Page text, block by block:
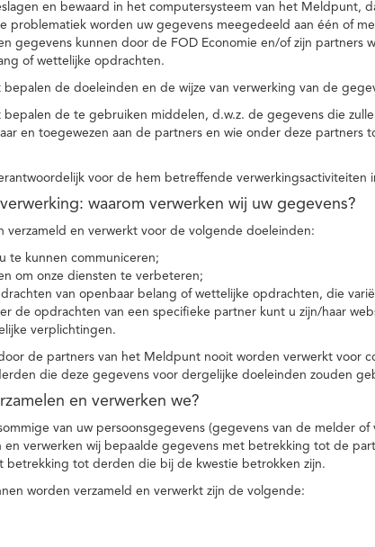
en bewaard in het computersysteem van het Meldpunt,
problematiek worden uw gegevens meegedeeld aan één of
gegevens kunnen door de FOD Economie en/of zijn partners
of wettelijke opdrachten.
de doeleinden en de wijze van verwerking van de
de te gebruiken middelen, d.w.z. de gegevens die
en toegewezen aan de partners en wie onder deze partners
voor de hem betreffende verwerkingsactiviteiten
waarom verwerken wij uw gegevens?
verzameld en verwerkt voor de volgende doeleinden:
te kunnen communiceren;
om onze diensten te verbeteren;
van openbaar belang of wettelijke opdrachten, die
de opdrachten van een specifieke partner kunt u zijn/haar
verplichtingen.
de partners van het Meldpunt nooit worden verwerkt voor
die deze gegevens voor dergelijke doeleinden zouden
en verwerken we?
van uw persoonsgegevens (gegevens van de melder
en verwerken wij bepaalde gegevens met betrekking tot de
betrekking tot derden die bij de kwestie betrokken zijn.
worden verzameld en verwerkt zijn de volgende: